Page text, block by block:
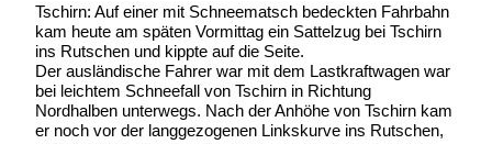
Tschirn: Auf einer mit Schneematsch bedeckten Fahrbahn
kam heute am späten Vormittag ein Sattelzug bei Tschirn
ins Rutschen und kippte auf die Seite.
Der ausländische Fahrer war mit dem Lastkraftwagen war
bei leichtem Schneefall von Tschirn in Richtung
Nordhalben unterwegs. Nach der Anhöhe von Tschirn kam
er noch vor der langgezogenen Linkskurve ins Rutschen,